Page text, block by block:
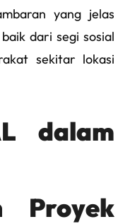
yang jelas
dari segi sosial
sekitar lokasi
dalam
Proyek